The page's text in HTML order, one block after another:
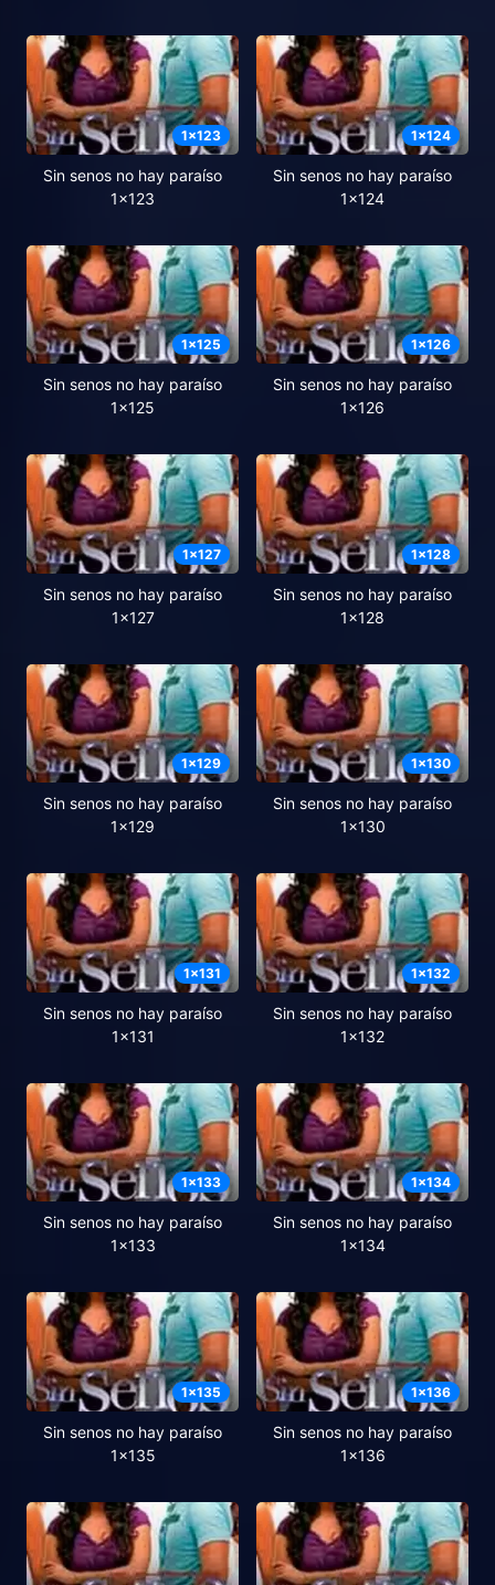
1x123
Sin senos no hay paraíso
1x123
1x124
Sin senos no hay paraíso
1x124
1x125
Sin senos no hay paraíso
1x125
1x126
Sin senos no hay paraíso
1x126
1x127
Sin senos no hay paraíso
1x127
1x128
Sin senos no hay paraíso
1x128
1x129
Sin senos no hay paraíso
1x129
1x130
Sin senos no hay paraíso
1x130
1x131
Sin senos no hay paraíso
1x131
1x132
Sin senos no hay paraíso
1x132
1x133
Sin senos no hay paraíso
1x133
1x134
Sin senos no hay paraíso
1x134
1x135
Sin senos no hay paraíso
1x135
1x136
Sin senos no hay paraíso
1x136